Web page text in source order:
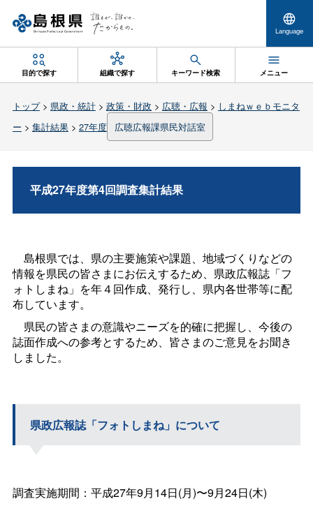
Language
目的で探す 組織で探す キーワード検索 メニュー
トップ> 県政・統計> 政策・財政 > 広聴・広報 > しまねｗｅｂモニタ
ー > 集計結果> 27年度 広聴広報課県民対話室
平成27年度第4回調査集計結果
島根県では、県の主要施策や課題、地域づくりなどの
情報を県民の皆さまにお伝えするため、県政広報誌「フ
ォトしまね」を年４回作成、発行し、県内各世帯等に配
布しています。
県民の皆さまの意識やニーズを的確に把握し、今後の
誌面作成への参考とするため、皆さまのご意見をお聞き
しました。
県政広報誌「フォトしまね」について
調査実施期間：平成27年9月14日(月)〜9月24日(木)